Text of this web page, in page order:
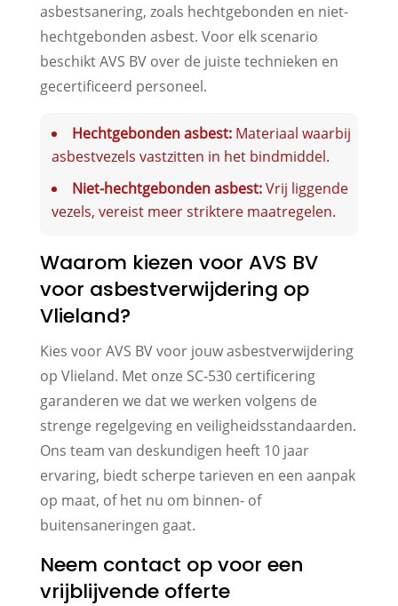
asbestsanering, zoals hechtgebonden en niet-
hechtgebonden asbest. Voor elk scenario
beschikt AVS BV over de juiste technieken en
gecertificeerd personeel.
Hechtgebonden asbest:Materiaal waarbij
asbestvezels vastzitten in het bindmiddel.
Niet-hechtgebonden asbest:Vrij liggende
vezels, vereist meer striktere maatregelen.
Waarom kiezen voor AVS BV
voor asbestverwijdering op
Vlieland?
Kies voor AVS BV voor jouw asbestverwijdering
op Vlieland. Met onze SC-530 certificering
garanderen we dat we werken volgens de
strenge regelgeving en veiligheidsstandaarden.
Ons team van deskundigen heeft 10 jaar
ervaring, biedt scherpe tarieven en een aanpak
op maat, of het nu om binnen- of
buitensaneringen gaat.
Neem contact op voor een
vrijblijvende offerte